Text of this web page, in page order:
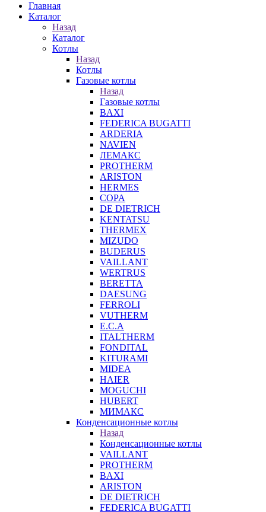
Главная
Каталог
Назад
Каталог
Котлы
Назад
Котлы
Газовые котлы
Назад
Газовые котлы
BAXI
FEDERICA BUGATTI
ARDERIA
NAVIEN
ЛЕМАКС
PROTHERM
ARISTON
HERMES
COPA
DE DIETRICH
KENTATSU
THERMEX
MIZUDO
BUDERUS
VAILLANT
WERTRUS
BERETTA
DAESUNG
FERROLI
VUTHERM
E.C.A
ITALTHERM
FONDITAL
KITURAMI
MIDEA
HAIER
MOGUCHI
HUBERT
МИМАКС
Конденсационные котлы
Назад
Конденсационные котлы
VAILLANT
PROTHERM
BAXI
ARISTON
DE DIETRICH
FEDERICA BUGATTI